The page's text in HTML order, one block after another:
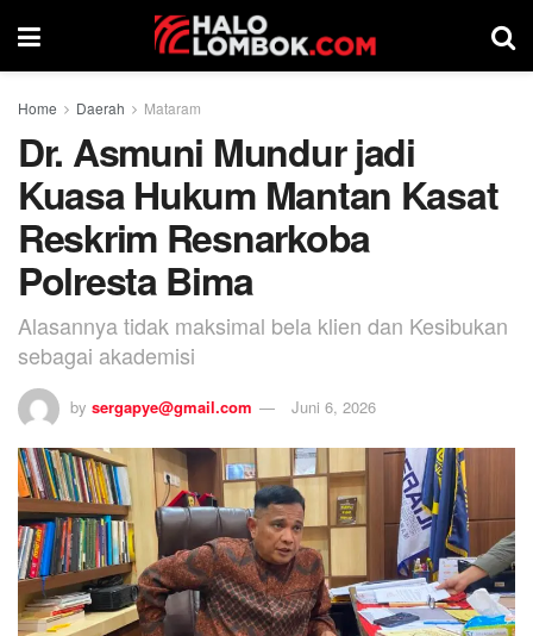
Home Daerah Mataram
Dr. Asmuni Mundur jadi
Kuasa Hukum Mantan Kasat
Reskrim Resnarkoba
Polresta Bima
Alasannya tidak maksimal bela klien dan Kesibukan
sebagai akademisi
by sergapye@gmail.com Juni 6, 2026